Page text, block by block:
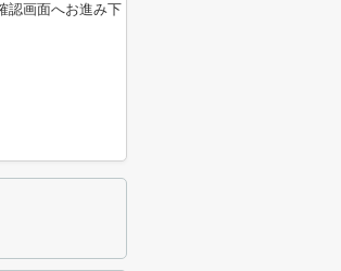
認画面へお進み下